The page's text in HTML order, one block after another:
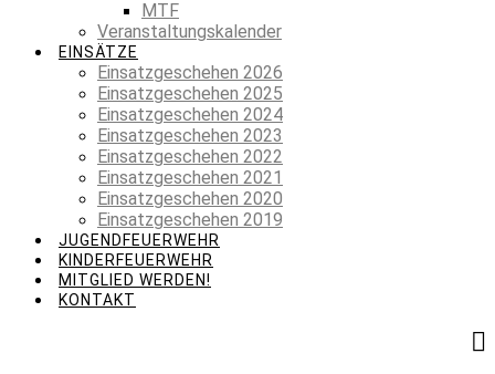
MTF
Veranstaltungskalender
EINSÄTZE
Einsatzgeschehen 2026
Einsatzgeschehen 2025
Einsatzgeschehen 2024
Einsatzgeschehen 2023
Einsatzgeschehen 2022
Einsatzgeschehen 2021
Einsatzgeschehen 2020
Einsatzgeschehen 2019
JUGENDFEUERWEHR
KINDERFEUERWEHR
MITGLIED WERDEN!
KONTAKT